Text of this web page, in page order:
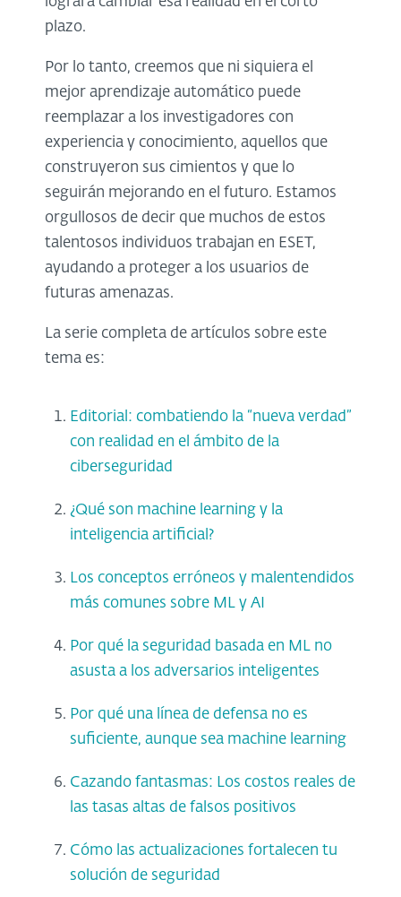
plazo.
Por lo tanto, creemos que ni siquiera el
mejor aprendizaje automático puede
reemplazar a los investigadores con
experiencia y conocimiento, aquellos que
construyeron sus cimientos y que lo
seguirán mejorando en el futuro. Estamos
orgullosos de decir que muchos de estos
talentosos individuos trabajan en ESET,
ayudando a proteger a los usuarios de
futuras amenazas.
La serie completa de artículos sobre este
tema es:
Editorial: combatiendo la “nueva verdad”
con realidad en el ámbito de la
ciberseguridad
¿Qué son machine learning y la
inteligencia artificial?
Los conceptos erróneos y malentendidos
más comunes sobre ML y AI
Por qué la seguridad basada en ML no
asusta a los adversarios inteligentes
Por qué una línea de defensa no es
suficiente, aunque sea machine learning
Cazando fantasmas: Los costos reales de
las tasas altas de falsos positivos
Cómo las actualizaciones fortalecen tu
solución de seguridad